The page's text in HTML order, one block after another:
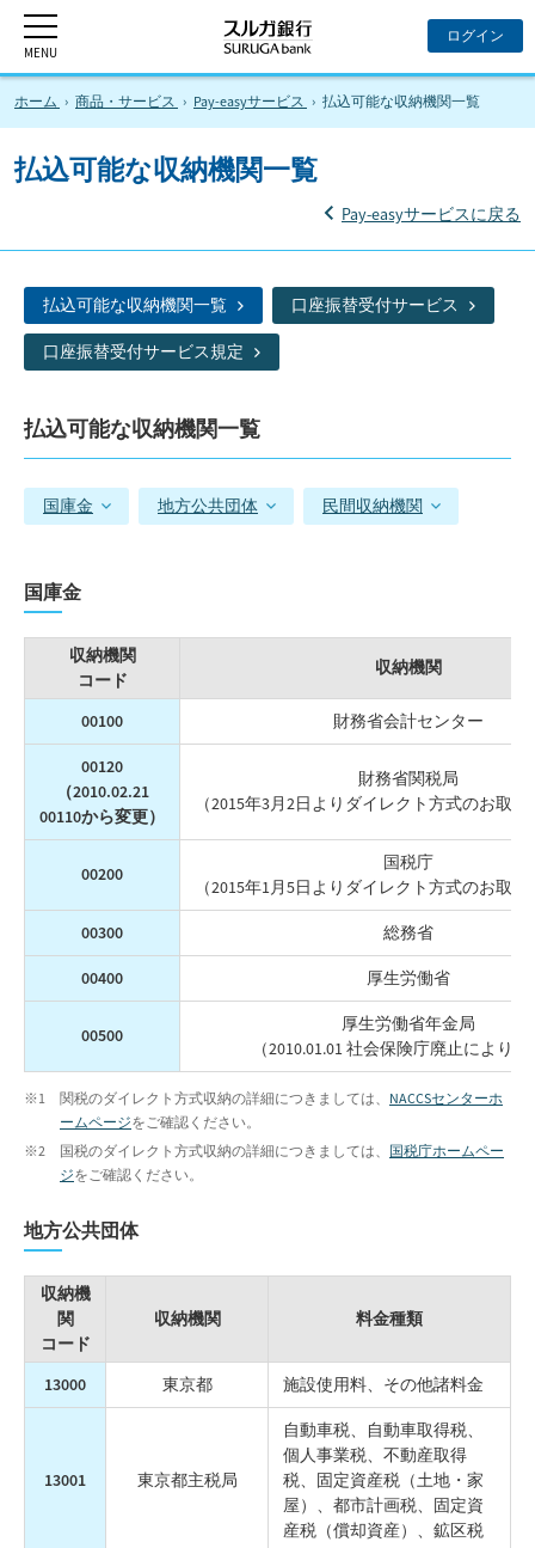
ホーム 商品・サービス Pay-easyサービス 払込可能な収納機関一覧
払込可能な収納機関一覧
Pay-easyサービスに戻る
払込可能な収納機関一覧 口座振替受付サービス
口座振替受付サービス規定
払込可能な収納機関一覧
国庫金 地方公共団体 民間収納機関
国庫金
収納機関
コード
収納機関
00100 財務省会計センター
00120
（2010.02.21
00110から変更）
財務省関税局
（2015年3月2日よりダイレクト方式のお取
00200
国税庁
（2015年1月5日よりダイレクト方式のお取
00300 総務省
00400 厚生労働省
00500
厚生労働省年金局
（2010.01.01 社会保険庁廃止により
関税のダイレクト方式収納の詳細につきましては、 NACCSセンターホ
ームページをご確認ください。
国税のダイレクト方式収納の詳細につきましては、 国税庁ホームペー
ジをご確認ください。
地方公共団体
収納機
関
コード
収納機関 料金種類
13000 東京都 施設使用料、その他諸料金
13001 東京都主税局
自動車税、自動車取得税、
個人事業税、不動産取得
税、固定資産税（土地・家
屋）、都市計画税、固定資
産税（償却資産）、鉱区税